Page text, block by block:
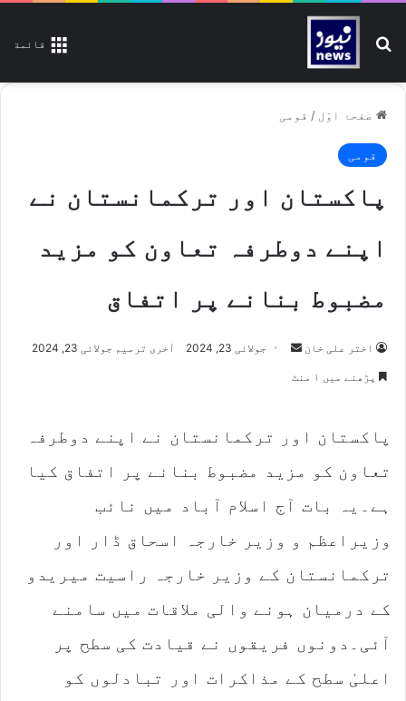
قائمة تلاش کیجیے
صفحۂ اوّل / قومی
قومی
پاکستان اور ترکمانستان نے
اپنے دوطرفہ تعاون کو مزید
مضبوط بنانے پر اتفاق
اختر علی خان
e
m
جولائی 23, 2024 آخری ترمیم جولائی 23, 2024
پڑھنے میں ۱ منٹ
پاکستان اور ترکمانستان نے اپنے دوطرفہ
تعاون کو مزید مضبوط بنانے پر اتفاق کیا
ہے۔یہ بات آج اسلام آباد میں نائب
وزیراعظم و وزیر خارجہ اسحاق ڈار اور
ترکمانستان کے وزیر خارجہ راسیت میریدو
کے درمیان ہونے والی ملاقات میں سامنے
آئی۔دونوں فریقوں نے قیادت کی سطح پر
اعلیٰ سطح کے مذاکرات اور تبادلوں کو